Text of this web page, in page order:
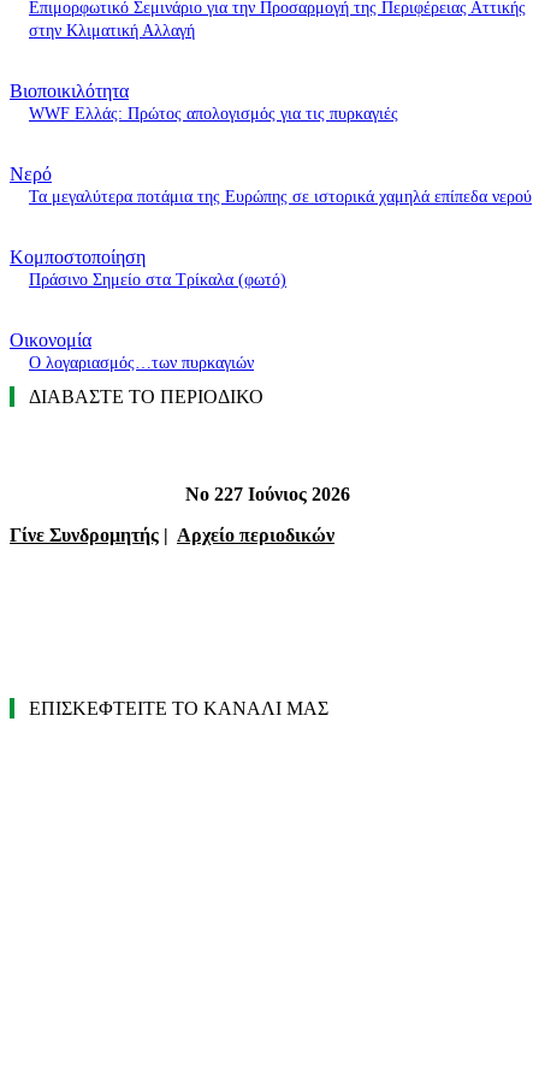
Επιμορφωτικό Σεμινάριο για την Προσαρμογή της Περιφέρειας Αττικής
στην Κλιματική Αλλαγή
Βιοποικιλότητα
WWF Ελλάς: Πρώτος απολογισμός για τις πυρκαγιές
Νερό
Τα μεγαλύτερα ποτάμια της Ευρώπης σε ιστορικά χαμηλά επίπεδα νερού
Κομποστοποίηση
Πράσινο Σημείο στα Τρίκαλα (φωτό)
Οικονομία
O λογαριασμός…των πυρκαγιών
ΔΙΑΒΑΣΤΕ ΤΟ ΠΕΡΙΟΔΙΚΟ
Νο 227 Ιούνιος 2026
Γίνε Συνδρομητής | Αρχείο περιοδικών
ΕΠΙΣΚΕΦΤΕΙΤΕ ΤΟ ΚΑΝΑΛΙ ΜΑΣ